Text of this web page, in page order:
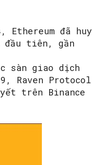
Ethereum đã huy
đầu tiên, gần
sàn giao dịch
Raven Protocol
trên Binance